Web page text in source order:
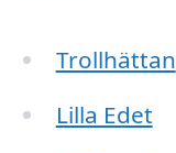
Trollhättan
Lilla Edet